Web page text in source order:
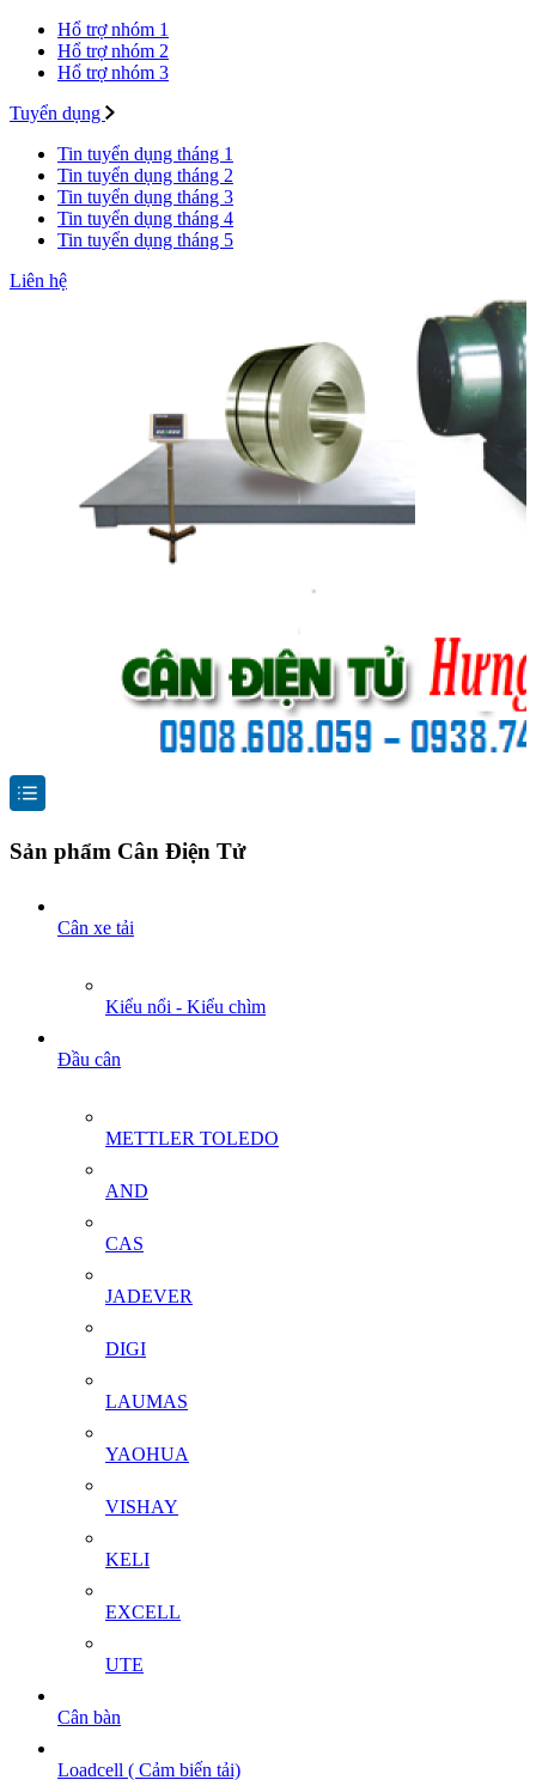
Hổ trợ nhóm 1
Hổ trợ nhóm 2
Hổ trợ nhóm 3
Tuyển dụng
Tin tuyển dụng tháng 1
Tin tuyển dụng tháng 2
Tin tuyển dụng tháng 3
Tin tuyển dụng tháng 4
Tin tuyển dụng tháng 5
Liên hệ
Sản phẩm Cân Điện Tử
Cân xe tải
Kiểu nổi - Kiểu chìm
Đầu cân
METTLER TOLEDO
AND
CAS
JADEVER
DIGI
LAUMAS
YAOHUA
VISHAY
KELI
EXCELL
UTE
Cân bàn
Loadcell ( Cảm biến tải)